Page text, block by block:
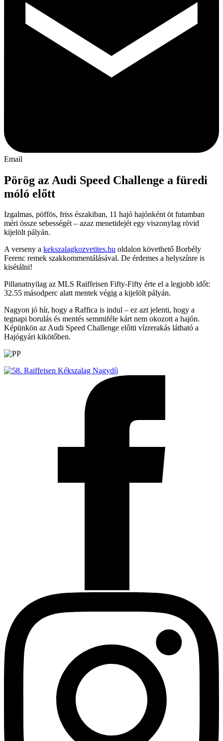
Email
Pörög az Audi Speed Challenge a füredi
móló előtt
Izgalmas, pöffös, friss északiban, 11 hajó hajónként öt futamban
méri össze sebességét – azaz menetidejét egy viszonylag rövid
kijelölt pályán.
A verseny a kekszalagkozvetites.hu oldalon követhető Borbély
Ferenc remek szakkommentálásával. De érdemes a helyszínre is
kisétálni!
Pillanatnyilag az MLS Raiffeisen Fifty-Fifty érte el a legjobb időt:
32.55 másodperc alatt mentek végig a kijelölt pályán.
Nagyon jó hír, hogy a Raffica is indul – ez azt jelenti, hogy a
tegnapi borulás és mentés semmiféle kárt nem okozott a hajón.
Képünkön az Audi Speed Challenge előtti vízrerakás látható a
Hajógyári kikötőben.